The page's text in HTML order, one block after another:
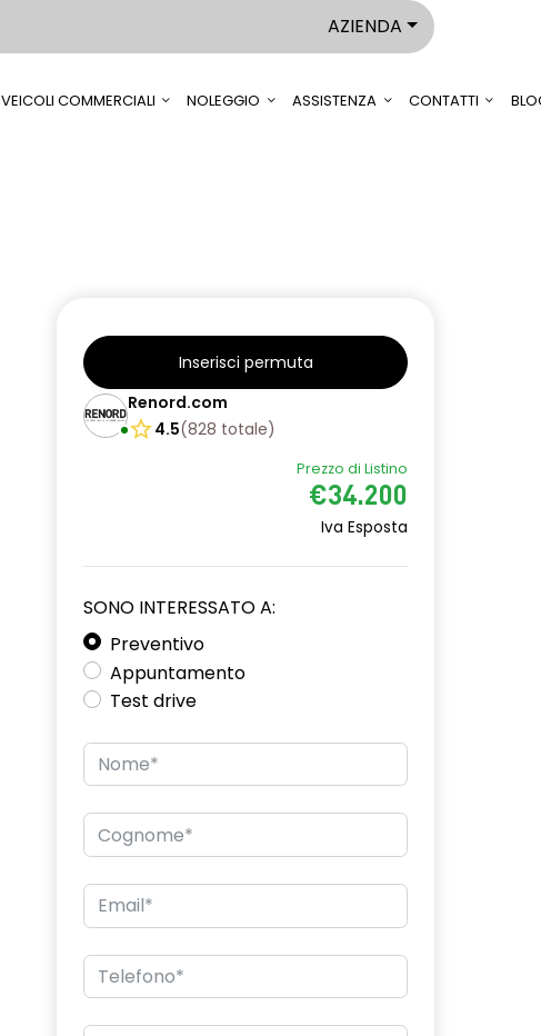
AZIENDA
VEICOLI COMMERCIALI NOLEGGIO ASSISTENZA CONTATTI
Inserisci permuta
Renord.com
4.5(828 totale)
Prezzo di Listino
€34.200
Iva Esposta
SONO INTERESSATO A:
Preventivo
Appuntamento
Test drive